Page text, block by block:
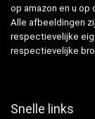
op amazon en u
Alle afbeeldingen
respectievelijke
respectievelijke
Snelle links